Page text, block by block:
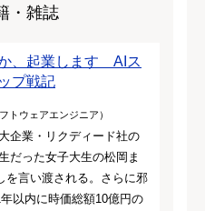
・雑誌
、起業します AIス
プ戦記
トウェアエンジニア）
企業・リクディード社の
だった女子大生の松岡ま
を言い渡される。さらに邪
以内に時価総額10億円の